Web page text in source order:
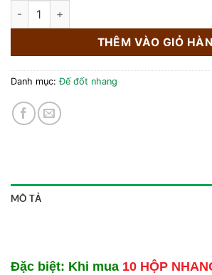
ĐẾ ĐỐT NHANG KHOANH TRÒN - 1
THÊM VÀO GIỎ
Danh mục:Đế đốt nhang
MÔ TẢ
Đặc biệt: Khi mua 10 HỘP